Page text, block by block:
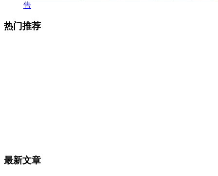
告
热门推荐
最新文章